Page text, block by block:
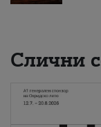
Слични